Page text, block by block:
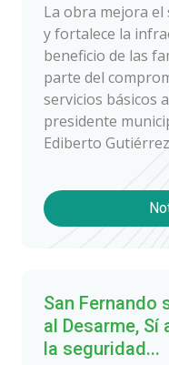
La obra mejora el
y fortalece la
beneficio de las
parte del
servicios básicos
presidente
Ediberto
San Fernando
al Desarme, Sí
la seguridad...